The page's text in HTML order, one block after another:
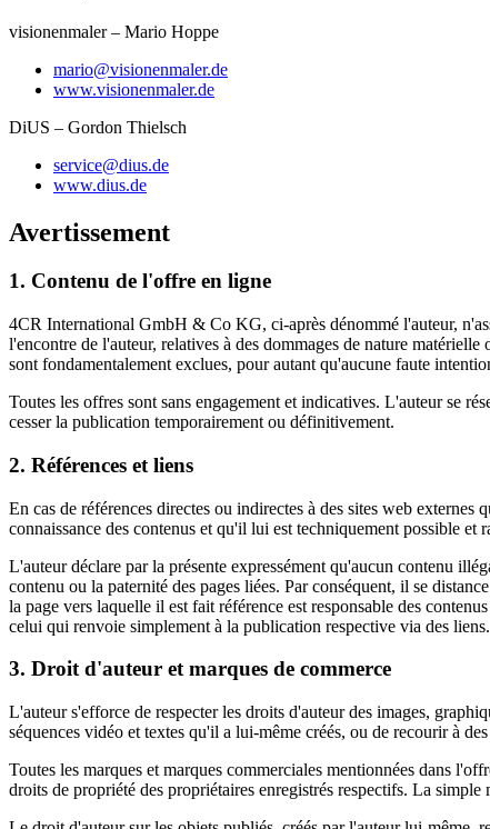
visionenmaler – Mario Hoppe
mario@visionenmaler.de
www.visionenmaler.de
DiUS – Gordon Thielsch
service@dius.de
www.dius.de
Avertissement
1. Contenu de l'offre en ligne
4CR International GmbH & Co KG, ci-après dénommé l'auteur,
l'encontre de l'auteur, relatives à des dommages de nature
sont fondamentalement exclues, pour autant qu'aucune faute
Toutes les offres sont sans engagement et indicatives. L'auteur se
cesser la publication temporairement ou définitivement.
2. Références et liens
En cas de références directes ou indirectes à des sites web
connaissance des contenus et qu'il lui est techniquement possible
L'auteur déclare par la présente expressément qu'aucun contenu
contenu ou la paternité des pages liées. Par conséquent, il se
la page vers laquelle il est fait référence est responsable des
celui qui renvoie simplement à la publication respective via des liens.
3. Droit d'auteur et marques de commerce
L'auteur s'efforce de respecter les droits d'auteur des images,
séquences vidéo et textes qu'il a lui-même créés, ou de recourir à
Toutes les marques et marques commerciales mentionnées dans
droits de propriété des propriétaires enregistrés respectifs. La